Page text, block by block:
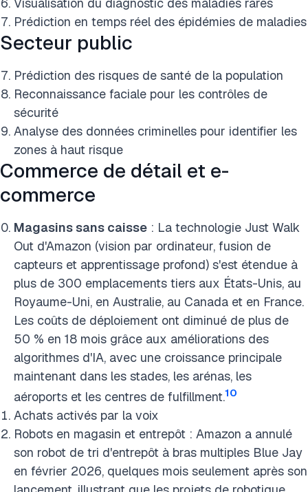
Prédiction en temps réel des épidémies de maladies
Secteur public
Prédiction des risques de santé de la population
Reconnaissance faciale pour les contrôles de
sécurité
Analyse des données criminelles pour identifier les
zones à haut risque
Commerce de détail et e-
commerce
Magasins sans caisse : La technologie Just Walk
Out d'Amazon (vision par ordinateur, fusion de
capteurs et apprentissage profond) s'est étendue à
plus de 300 emplacements tiers aux États-Unis, au
Royaume-Uni, en Australie, au Canada et en France.
Les coûts de déploiement ont diminué de plus de
50 % en 18 mois grâce aux améliorations des
algorithmes d'IA, avec une croissance principale
maintenant dans les stades, les arénas, les
aéroports et les centres de fulfillment.10
Achats activés par la voix
Robots en magasin et entrepôt : Amazon a annulé
son robot de tri d'entrepôt à bras multiples Blue Jay
en février 2026, quelques mois seulement après son